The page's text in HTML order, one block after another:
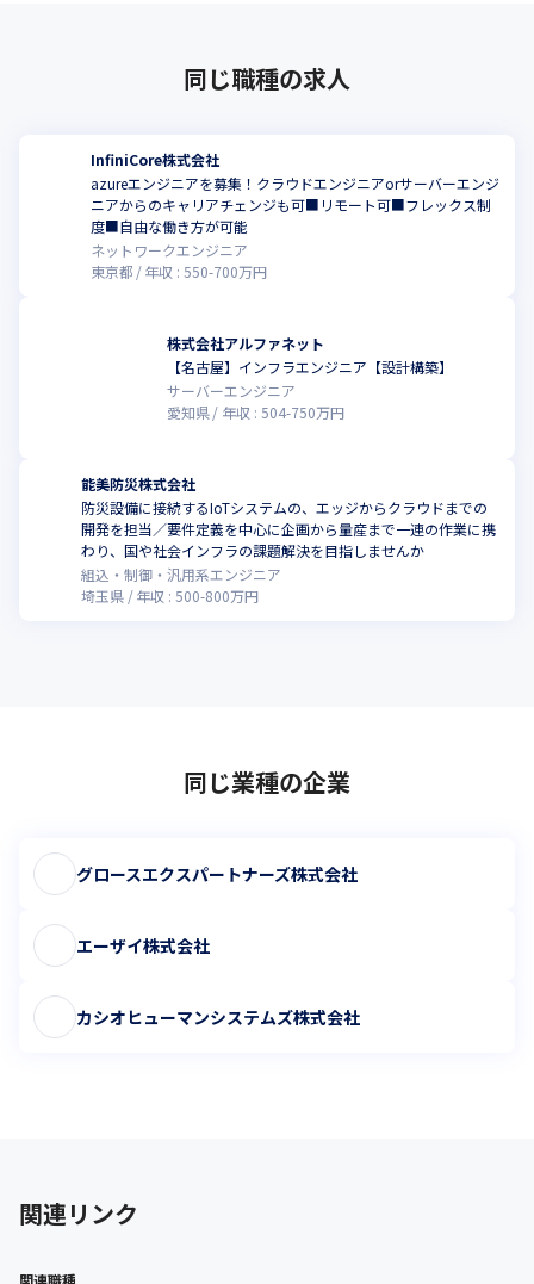
同じ職種の求人
InfiniCore株式会社
azureエンジニアを募集！クラウドエンジニアorサーバーエンジ
ニアからのキャリアチェンジも可■リモート可■フレックス制
度■自由な働き方が可能
ネットワークエンジニア
東京都
年収 :550-700万円
株式会社アルファネット
【名古屋】インフラエンジニア【設計構築】
サーバーエンジニア
愛知県
年収 : 504-750万円
能美防災株式会社
防災設備に接続するIoTシステムの、エッジからクラウドまでの
開発を担当／要件定義を中心に企画から量産まで一連の作業に携
わり、国や社会インフラの課題解決を目指しませんか
組込・制御・汎用系エンジニア
埼玉県
年収 :500-800万円
同じ業種の企業
グロースエクスパートナーズ株式会社
エーザイ株式会社
カシオヒューマンシステムズ株式会社
関連リンク
関連職種